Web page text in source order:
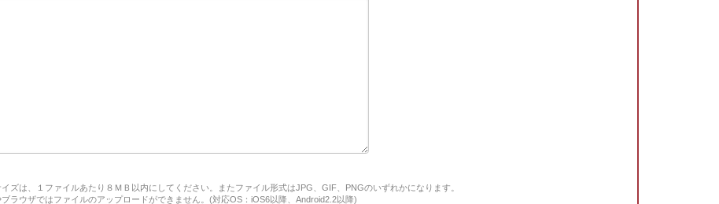
ズは、１ファイルあたり８ＭＢ以内にしてください。またファイル形式はJPG、GIF、PNGのいずれかになります。
ラウザではファイルのアップロードができません。(対応OS：iOS6以降、Android2.2以降)